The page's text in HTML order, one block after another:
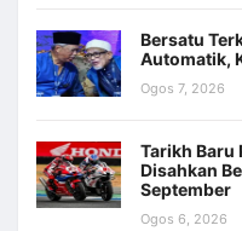
Bersatu
Automatik,
Ogos 7, 2026
Tarikh Baru
Disahkan
September
Ogos 6, 2026